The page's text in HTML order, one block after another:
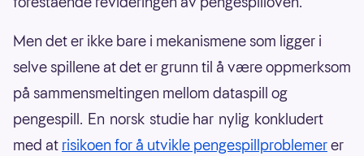
Men det er ikke bare i mekanismene som ligger i
selve spillene at det er grunn til å være oppmerksom
på sammensmeltingen mellom dataspill og
pengespill. En norsk studie har nylig konkludert
med at risikoen for å utvikle pengespillproblemerer